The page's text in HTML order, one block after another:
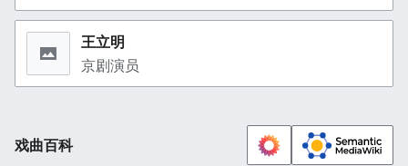
王立明
京剧演员
戏曲百科